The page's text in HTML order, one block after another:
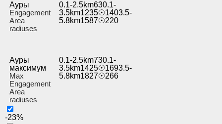
Ауры
Engagement
Area
radiuses
0.1-2.5km630.1-
3.5km1235☉1403.5-
5.8km1587☉220
Ауры
максимум
Max
Engagement
Area
radiuses
0.1-2.5km730.1-
3.5km1425☉1693.5-
5.8km1827☉266
-23%